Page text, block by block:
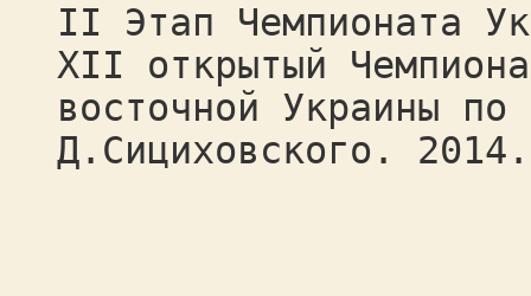
II Этап Чемпионата
XII открытый
восточной Украины
Д.Сициховского.